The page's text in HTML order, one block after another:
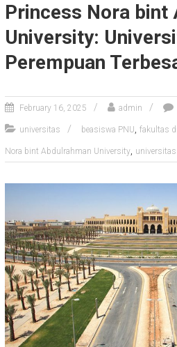
Princess Nora bint
University:
Perempuan
February 16, 2025 admin
universitas beasiswa PNU, fakultas
Nora bint Abdulrahman University,